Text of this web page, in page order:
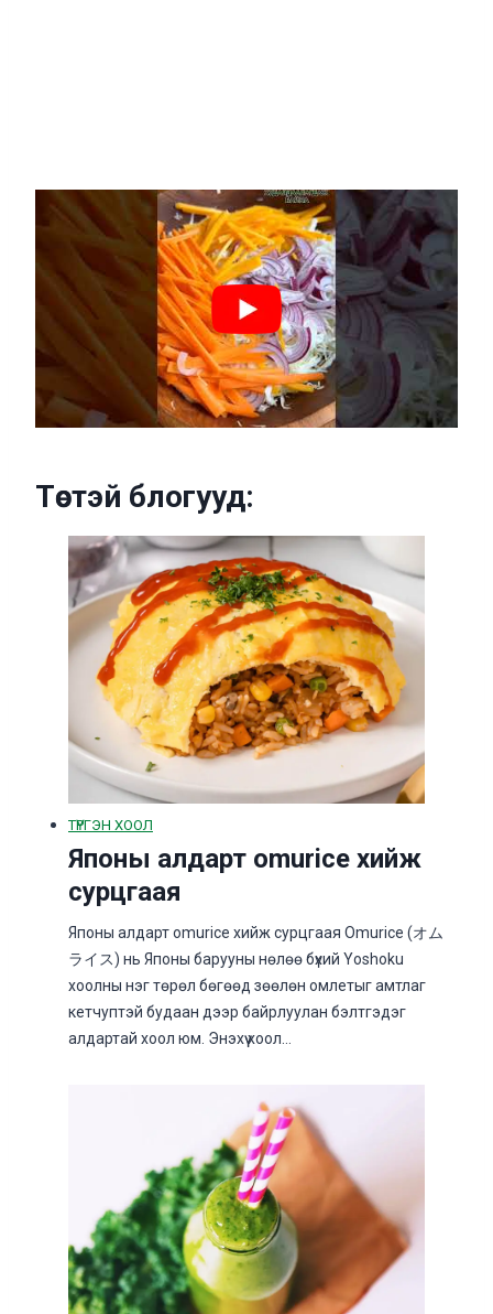
Төстэй блогууд:
ТҮРГЭН ХООЛ
Японы алдарт omurice хийж
сурцгаая
Японы алдарт omurice хийж сурцгаая Omurice (オム
ライス) нь Японы барууны нөлөө бүхий Yoshoku
хоолны нэг төрөл бөгөөд зөөлөн омлетыг амтлаг
кетчуптэй будаан дээр байрлуулан бэлтгэдэг
алдартай хоол юм. Энэхүү хоол…